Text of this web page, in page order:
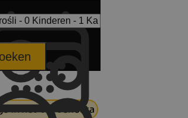
in het Val Venosta